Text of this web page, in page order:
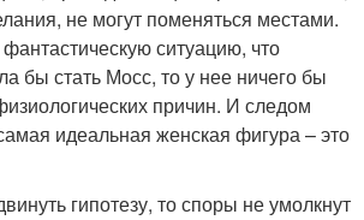
не могут поменяться местами.
ситуацию, что
бы стать Мосс, то у нее ничего бы
причин. И следом
идеальная женская фигура – это
гипотезу, то споры не умолкнут